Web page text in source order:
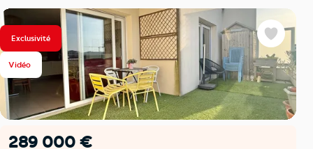
Exclusivité
Vidéo
289 000 €
Favoris